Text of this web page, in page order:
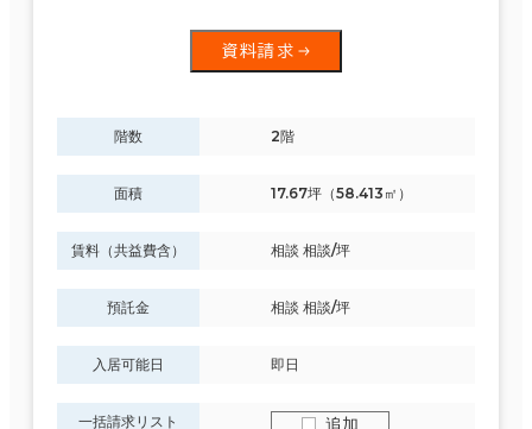
資料請求
階数 2階
面積 17.67坪（58.413㎡）
賃料（共益費含） 相談 相談/坪
預託金 相談 相談/坪
入居可能日 即日
一括請求リスト 追加